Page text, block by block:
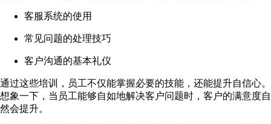
客服系统的使用
常见问题的处理技巧
客户沟通的基本礼仪
通过这些培训，员工不仅能掌握必要的技能，还能提升自信心。
想象一下，当员工能够自如地解决客户问题时，客户的满意度自
然会提升。